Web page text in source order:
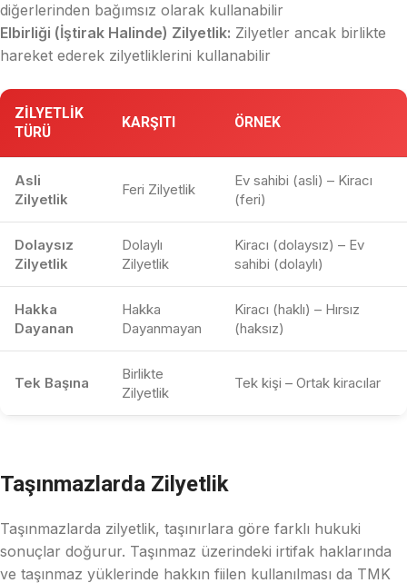
diğerlerinden bağımsız olarak kullanabilir
Elbirliği (İştirak Halinde) Zilyetlik: Zilyetler ancak birlikte
hareket ederek zilyetliklerini kullanabilir
ZILYETLIK
TÜRÜ
KARŞITI ÖRNEK
Asli
Zilyetlik
Feri Zilyetlik
Ev sahibi (asli) – Kiracı
(feri)
Dolaysız
Zilyetlik
Dolaylı
Zilyetlik
Kiracı (dolaysız) – Ev
sahibi (dolaylı)
Hakka
Dayanan
Hakka
Dayanmayan
Kiracı (haklı) – Hırsız
(haksız)
Tek Başına
Birlikte
Zilyetlik
Tek kişi – Ortak kiracılar
Taşınmazlarda Zilyetlik
Taşınmazlarda zilyetlik, taşınırlara göre farklı hukuki
sonuçlar doğurur. Taşınmaz üzerindeki irtifak haklarında
ve taşınmaz yüklerinde hakkın fiilen kullanılması da TMK